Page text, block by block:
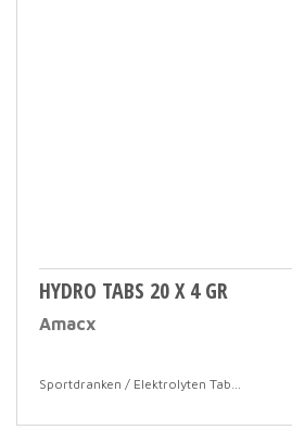
HYDRO TABS 20 X 4 GR
Amacx
Sportdranken / Elektrolyten Tabletten